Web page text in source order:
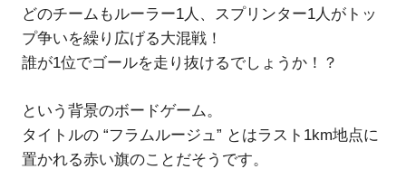
どのチームもルーラー1人、スプリンター1人がトッ
プ争いを繰り広げる大混戦！
誰が1位でゴールを走り抜けるでしょうか！？
という背景のボードゲーム。
タイトルの “フラムルージュ” とはラスト1km地点に
置かれる赤い旗のことだそうです。